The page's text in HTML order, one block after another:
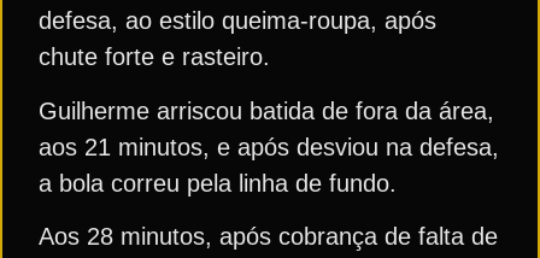
defesa, ao estilo queima-roupa, após
chute forte e rasteiro.
Guilherme arriscou batida de fora da área,
aos 21 minutos, e após desviou na defesa,
a bola correu pela linha de fundo.
Aos 28 minutos, após cobrança de falta de